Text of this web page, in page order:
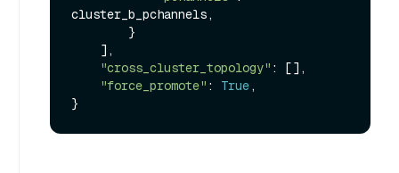
cluster_b_pchannels,
"cross_cluster_topology" : [],
"force_promote" : True ,